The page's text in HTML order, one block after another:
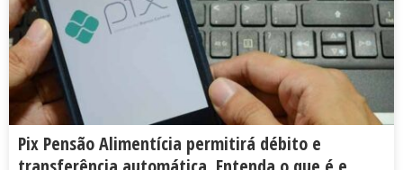
Pix Pensão Alimentícia permitirá débito e